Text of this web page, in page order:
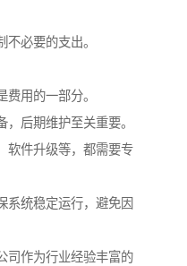
必要的支出。
用的一部分。
后期维护至关重要。
软件升级等，都需要专
系统稳定运行，避免因
司作为行业经验丰富的